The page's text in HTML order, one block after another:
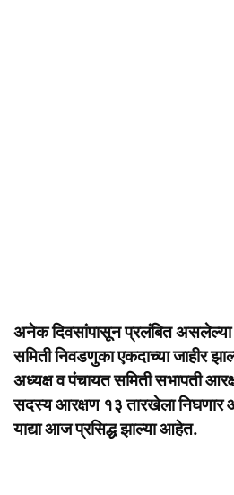
अनेक दिवसांपासून प्रलंबित असलेल्या
समिती निवडणुका एकदाच्या जाहीर
अध्यक्ष व पंचायत समिती सभापती
सदस्य आरक्षण १३ तारखेला निघणार
याद्या आज प्रसिद्ध झाल्या आहेत.